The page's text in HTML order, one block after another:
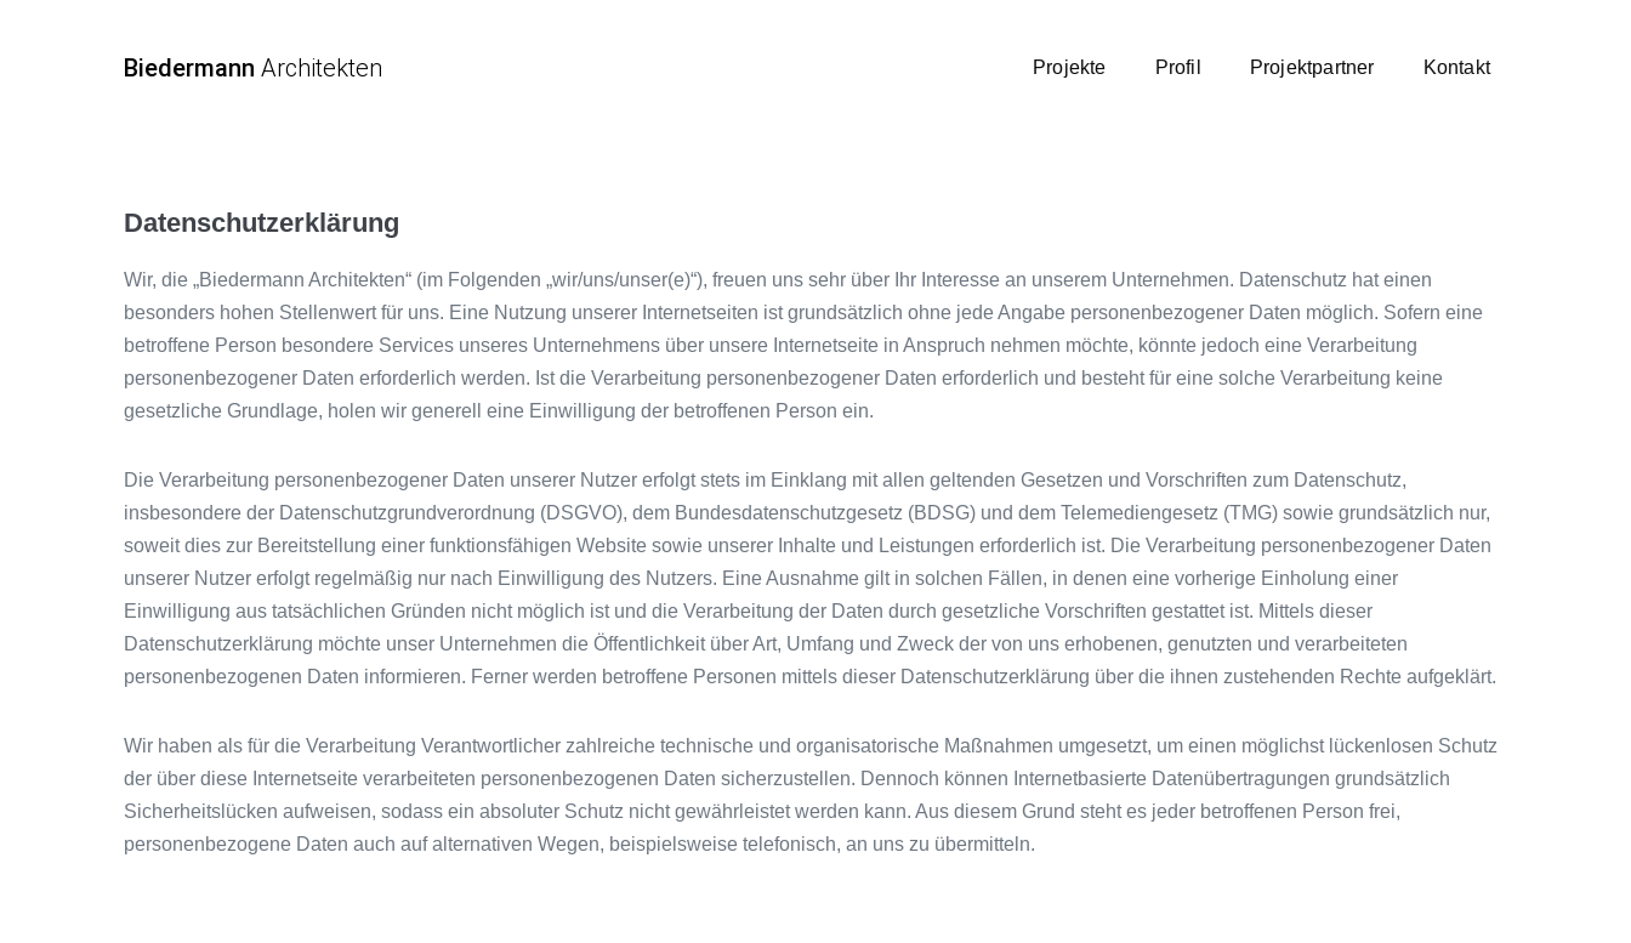
Biedermann Architekten Projekte Profil Projektpartner Kontakt
Datenschutzerklärung
Wir, die „Biedermann Architekten“ (im Folgenden „wir/uns/unser(e)“), freuen uns sehr über Ihr Interesse an unserem Unternehmen. Datenschutz hat einen
besonders hohen Stellenwert für uns. Eine Nutzung unserer Internetseiten ist grundsätzlich ohne jede Angabe personenbezogener Daten möglich. Sofern eine
betroffene Person besondere Services unseres Unternehmens über unsere Internetseite in Anspruch nehmen möchte, könnte jedoch eine Verarbeitung
personenbezogener Daten erforderlich werden. Ist die Verarbeitung personenbezogener Daten erforderlich und besteht für eine solche Verarbeitung keine
gesetzliche Grundlage, holen wir generell eine Einwilligung der betroffenen Person ein.
Die Verarbeitung personenbezogener Daten unserer Nutzer erfolgt stets im Einklang mit allen geltenden Gesetzen und Vorschriften zum Datenschutz,
insbesondere der Datenschutzgrundverordnung (DSGVO), dem Bundesdatenschutzgesetz (BDSG) und dem Telemediengesetz (TMG) sowie grundsätzlich nur,
soweit dies zur Bereitstellung einer funktionsfähigen Website sowie unserer Inhalte und Leistungen erforderlich ist. Die Verarbeitung personenbezogener Daten
unserer Nutzer erfolgt regelmäßig nur nach Einwilligung des Nutzers. Eine Ausnahme gilt in solchen Fällen, in denen eine vorherige Einholung einer
Einwilligung aus tatsächlichen Gründen nicht möglich ist und die Verarbeitung der Daten durch gesetzliche Vorschriften gestattet ist. Mittels dieser
Datenschutzerklärung möchte unser Unternehmen die Öffentlichkeit über Art, Umfang und Zweck der von uns erhobenen, genutzten und verarbeiteten
personenbezogenen Daten informieren. Ferner werden betroffene Personen mittels dieser Datenschutzerklärung über die ihnen zustehenden Rechte aufgeklärt.
Wir haben als für die Verarbeitung Verantwortlicher zahlreiche technische und organisatorische Maßnahmen umgesetzt, um einen möglichst lückenlosen Schutz
der über diese Internetseite verarbeiteten personenbezogenen Daten sicherzustellen. Dennoch können Internetbasierte Datenübertragungen grundsätzlich
Sicherheitslücken aufweisen, sodass ein absoluter Schutz nicht gewährleistet werden kann. Aus diesem Grund steht es jeder betroffenen Person frei,
personenbezogene Daten auch auf alternativen Wegen, beispielsweise telefonisch, an uns zu übermitteln.